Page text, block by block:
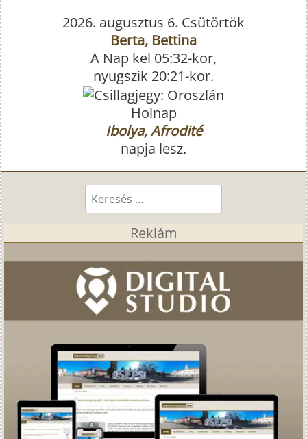
2026. augusztus 6. Csütörtök
Berta, Bettina
A Nap kel 05:32-kor,
nyugszik 20:21-kor.
Holnap
Ibolya, Afrodité
napja lesz.
Keresés...
Reklám